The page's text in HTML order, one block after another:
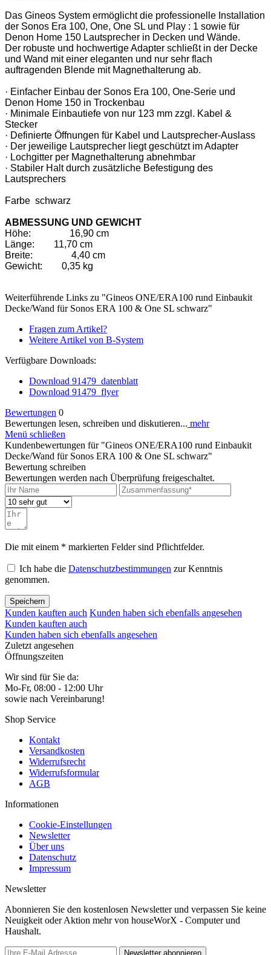
Das Gineos System ermöglicht die professionelle Installation
der Sonos Era 100, One, One SL und Play : 1 sowie für
Denon Home 150 Lautsprecher in Decken und Wände.
Der robuste und hochwertige Adapter schließt in der Decke
und Wand mit einer eleganten und nur sehr flach
auftragenden Blende mit Magnethalterung ab.
· Einfacher Einbau der Sonos Era 100, One-Serie und
Denon Home 150 in Trockenbau
· Minimale Einbautiefe von nur 123 mm zzgl. Kabel &
Stecker
· Definierte Öffnungen für Kabel und Lautsprecher-Auslass
· Der jeweilige Lautsprecher liegt geschützt im Adapter
· Lochgitter per Magnethalterung abnehmbar
· Stabiler Halt durch zusätzliche Befestigung des
Lautsprechers
Farbe schwarz
ABMESSUNG UND GEWICHT
Höhe:
16,90 cm
Länge:
11,70 cm
Breite:
4,40 cm
Gewicht:
0,35 kg
Weiterführende Links zu "Gineos ONE/ERA100 rund Einbaukit
Decke/Wand für Sonos ERA 100 & One SL schwarz"
Fragen zum Artikel?
Weitere Artikel von B-System
Verfügbare Downloads:
Download 91479_datenblatt
Download 91479_flyer
Bewertungen 0
Bewertungen lesen, schreiben und diskutieren... mehr
Menü schließen
Kundenbewertungen für "Gineos ONE/ERA100 rund Einbaukit
Decke/Wand für Sonos ERA 100 & One SL schwarz"
Bewertung schreiben
Bewertungen werden nach Überprüfung freigeschaltet.
Die mit einem * markierten Felder sind Pflichtfelder.
Ich habe die Datenschutzbestimmungen zur Kenntnis
genommen.
Speichern
Kunden kauften auch Kunden haben sich ebenfalls angesehen
Kunden kauften auch
Kunden haben sich ebenfalls angesehen
Zuletzt angesehen
Öffnungszeiten
Wir sind für Sie da:
Mo-Fr, 08:00 - 12:00 Uhr
sowie nach Vereinbarung!
Shop Service
Kontakt
Versandkosten
Widerrufsrecht
Widerrufsformular
AGB
Informationen
Cookie-Einstellungen
Newsletter
Über uns
Datenschutz
Impressum
Newsletter
Abonnieren Sie den kostenlosen Newsletter und verpassen Sie keine
Neuigkeit oder Aktion mehr von houseWorX - Computer und
Haushalt.
Newsletter abonnieren